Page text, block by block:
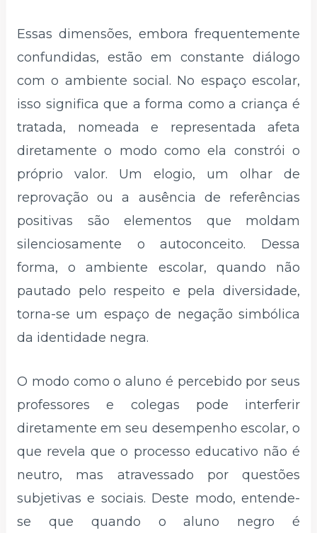
Essas dimensões, embora frequentemente
confundidas, estão em constante diálogo
com o ambiente social. No espaço escolar,
isso significa que a forma como a criança é
tratada, nomeada e representada afeta
diretamente o modo como ela constrói o
próprio valor. Um elogio, um olhar de
reprovação ou a ausência de referências
positivas são elementos que moldam
silenciosamente o autoconceito. Dessa
forma, o ambiente escolar, quando não
pautado pelo respeito e pela diversidade,
torna-se um espaço de negação simbólica
da identidade negra.
O modo como o aluno é percebido por seus
professores e colegas pode interferir
diretamente em seu desempenho escolar, o
que revela que o processo educativo não é
neutro, mas atravessado por questões
subjetivas e sociais. Deste modo, entende-
se que quando o aluno negro é